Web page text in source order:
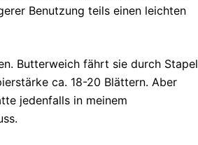
Benutzung teils einen leichten
Butterweich fährt sie durch Stapel
ca. 18-20 Blättern. Aber
jedenfalls in meinem